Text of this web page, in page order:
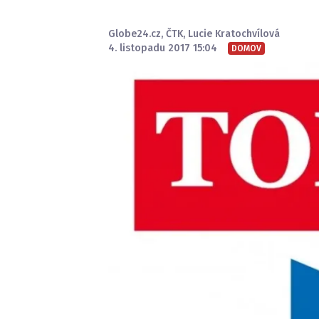
Globe24.cz, ČTK, Lucie Kratochvílová
4. listopadu 2017 15:04
DOMOV